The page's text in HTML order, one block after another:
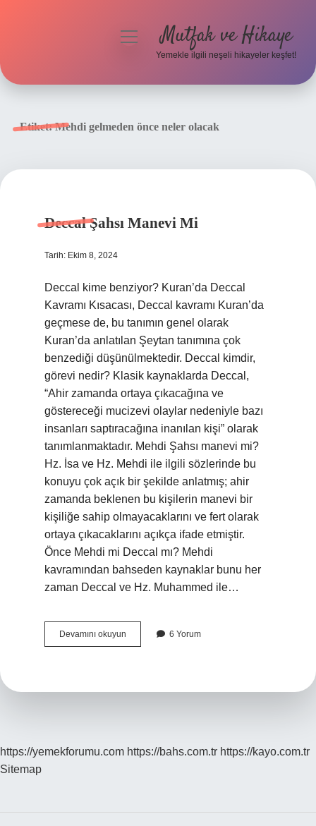
menüyüMutfak ve Hikaye
Yemekle ilgili neşeli hikayeler keşfet!
Etiket:Mehdi gelmeden önce neler olacak
Deccal Şahsı Manevi Mi
Tarih: Ekim 8, 2024
Deccal kime benziyor? Kuran’da Deccal
Kavramı Kısacası, Deccal kavramı Kuran’da
geçmese de, bu tanımın genel olarak
Kuran’da anlatılan Şeytan tanımına çok
benzediği düşünülmektedir. Deccal kimdir,
görevi nedir? Klasik kaynaklarda Deccal,
“Ahir zamanda ortaya çıkacağına ve
göstereceği mucizevi olaylar nedeniyle bazı
insanları saptıracağına inanılan kişi” olarak
tanımlanmaktadır. Mehdi Şahsı manevi mi?
Hz. İsa ve Hz. Mehdi ile ilgili sözlerinde bu
konuyu çok açık bir şekilde anlatmış; ahir
zamanda beklenen bu kişilerin manevi bir
kişiliğe sahip olmayacaklarını ve fert olarak
ortaya çıkacaklarını açıkça ifade etmiştir.
Önce Mehdi mi Deccal mı? Mehdi
kavramından bahseden kaynaklar bunu her
zaman Deccal ve Hz. Muhammed ile…
Devamını okuyun
Şahsı
6 Yorum
https://yemekforumu.com https://bahs.com.tr https://kayo.com.tr
Sitemap